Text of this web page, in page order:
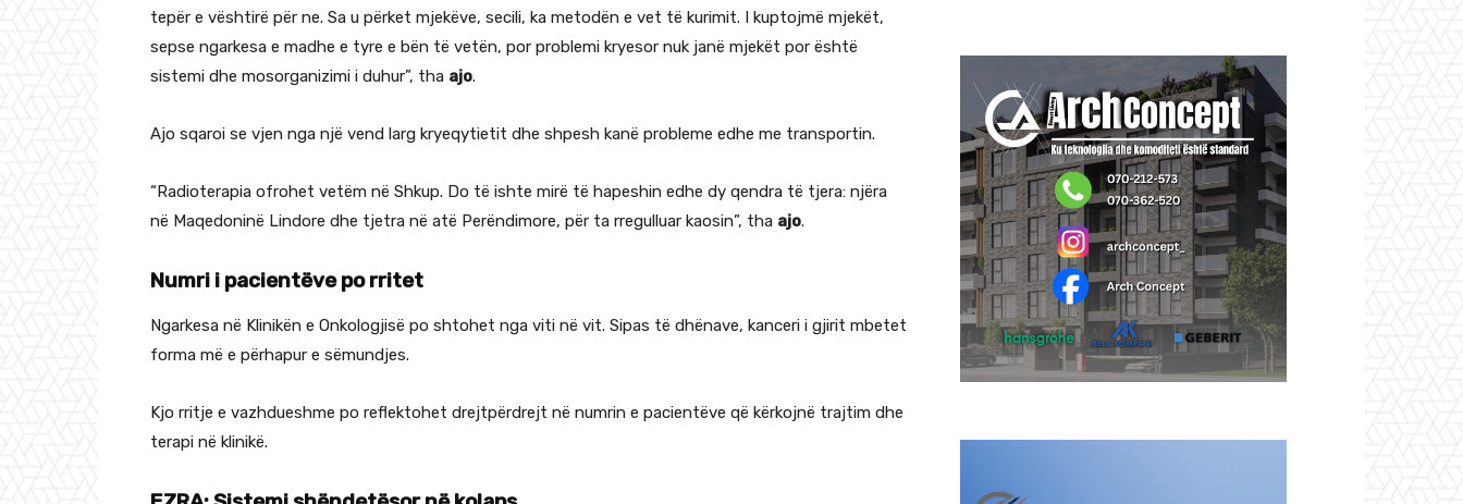
tepër e vështirë për ne. Sa u përket mjekëve, secili, ka metodën e vet të kurimit. I kuptojmë mjekët,
sepse ngarkesa e madhe e tyre e bën të vetën, por problemi kryesor nuk janë mjekët por është
sistemi dhe mosorganizimi i duhur”, tha ajo.
Ajo sqaroi se vjen nga një vend larg kryeqytietit dhe shpesh kanë probleme edhe me transportin.
“Radioterapia ofrohet vetëm në Shkup. Do të ishte mirë të hapeshin edhe dy qendra të tjera: njëra
në Maqedoninë Lindore dhe tjetra në atë Perëndimore, për ta rregulluar kaosin”, tha ajo.
Numri i pacientëve po rritet
Ngarkesa në Klinikën e Onkologjisë po shtohet nga viti në vit. Sipas të dhënave, kanceri i gjirit mbetet
forma më e përhapur e sëmundjes.
Kjo rritje e vazhdueshme po reflektohet drejtpërdrejt në numrin e pacientëve që kërkojnë trajtim dhe
terapi në klinikë.